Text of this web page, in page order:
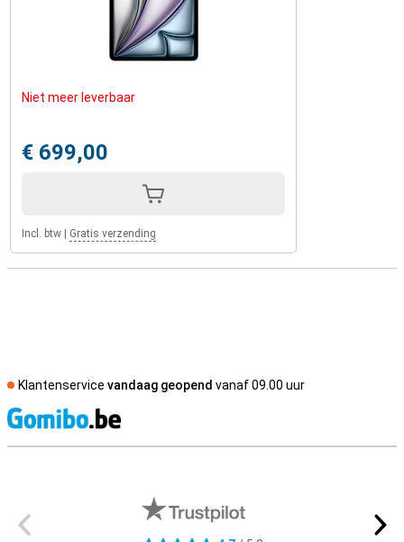
overal mee naartoe, of je nu thuis, op kantoor of onderweg bent.
Zoek je een nog snellere iPad, kijk dan eens naar de
met Apple’s M4-chip!
Niet meer leverbaar
€ 699,00
Incl. btw Gratis verzending
Klantenservice vandaag geopend vanaf 09.00 uur